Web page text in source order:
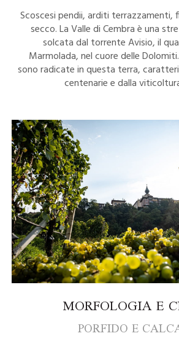
Scoscesi pendii, arditi terrazzamenti,
secco. La Valle di Cembra è una
solcata dal torrente Avisio, il
Marmolada, nel cuore delle
sono radicate in questa terra,
centenarie e dalla
MORFOLOGIA E
PORFIDO E